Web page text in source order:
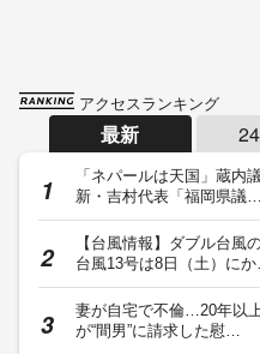
アクセスランキング
最新
「ネパールは天国」蔵
新・吉村代表「福岡県議…
【台風情報】ダブル台
台風13号は8日（土）にか
妻が自宅で不倫…20年以
が“間男”に請求した慰…